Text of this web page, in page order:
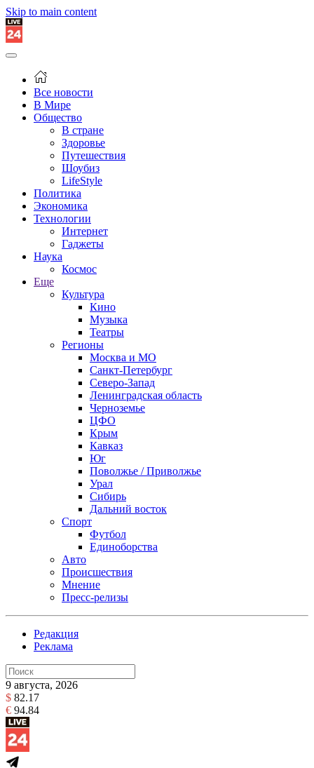
Skip to main content
Все новости
В Мире
Общество
В стране
Здоровье
Путешествия
Шоубиз
LifeStyle
Политика
Экономика
Технологии
Интернет
Гаджеты
Наука
Космос
Еще
Культура
Кино
Музыка
Театры
Регионы
Москва и МО
Санкт-Петербург
Северо-Запад
Ленинградская область
Черноземье
ЦФО
Крым
Кавказ
Юг
Поволжье / Приволжье
Урал
Сибирь
Дальний восток
Спорт
Футбол
Единоборства
Авто
Происшествия
Мнение
Пресс-релизы
Редакция
Реклама
9 августа, 2026
$ 82.17
€ 94.84